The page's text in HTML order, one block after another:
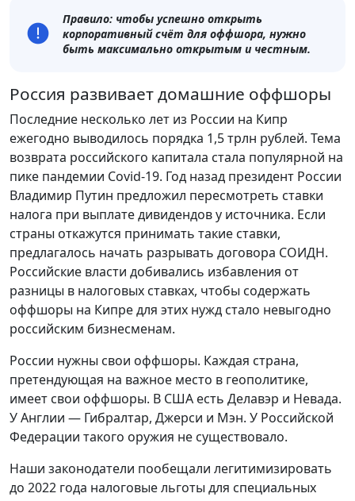
Правило: чтобы успешно открыть
корпоративный счёт для оффшора, нужно
быть максимально открытым и честным.
Россия развивает домашние оффшоры
Последние несколько лет из России на Кипр
ежегодно выводилось порядка 1,5 трлн рублей. Тема
возврата российского капитала стала популярной на
пике пандемии Covid-19. Год назад президент России
Владимир Путин предложил пересмотреть ставки
налога при выплате дивидендов у источника. Если
страны откажутся принимать такие ставки,
предлагалось начать разрывать договора СОИДН.
Российские власти добивались избавления от
разницы в налоговых ставках, чтобы содержать
оффшоры на Кипре для этих нужд стало невыгодно
российским бизнесменам.
России нужны свои оффшоры. Каждая страна,
претендующая на важное место в геополитике,
имеет свои оффшоры. В США есть Делавэр и Невада.
У Англии — Гибралтар, Джерси и Мэн. У Российской
Федерации такого оружия не существовало.
Наши законодатели пообещали легитимизировать
до 2022 года налоговые льготы для специальных